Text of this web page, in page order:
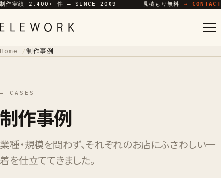
制作実績 2,400+ 件 — SINCE 2009 見積もり無料 → CONTACT
Home 制作事例
— CASES
制作事例
業種・規模を問わず、それぞれのお店にふさわしい一
着を仕立ててきました。